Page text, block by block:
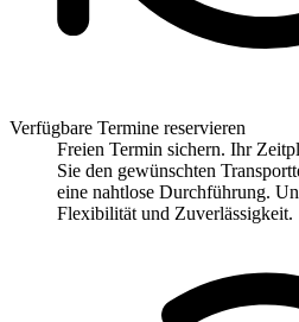
Verfügbare Termine reservieren
Freien Termin sichern. Ihr
Sie den gewünschten
eine nahtlose Durchführung.
Flexibilität und Zuverlässigkeit.